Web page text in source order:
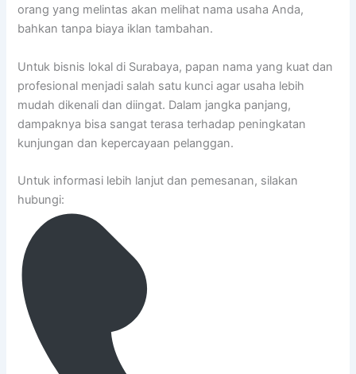
orang yang melintas akan melihat nama usaha Anda,
bahkan tanpa biaya iklan tambahan.
Untuk bisnis lokal di Surabaya, papan nama yang kuat dan
profesional menjadi salah satu kunci agar usaha lebih
mudah dikenali dan diingat. Dalam jangka panjang,
dampaknya bisa sangat terasa terhadap peningkatan
kunjungan dan kepercayaan pelanggan.
Untuk informasi lebih lanjut dan pemesanan, silakan
hubungi: